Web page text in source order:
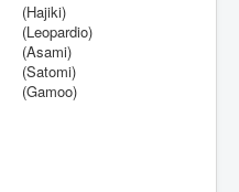
(Hajiki)
(Leopardio)
(Asami)
(Satomi)
(Gamoo)